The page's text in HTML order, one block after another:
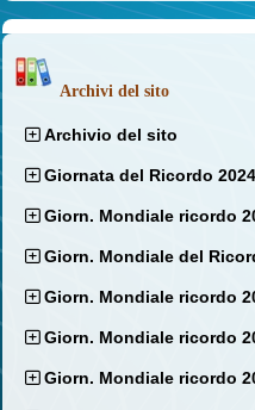
Archivi del sito
Archivio del sito
Giornata del Ricordo 2024
Giorn. Mondiale ricordo
Giorn. Mondiale del
Giorn. Mondiale ricordo
Giorn. Mondiale ricordo
Giorn. Mondiale ricordo